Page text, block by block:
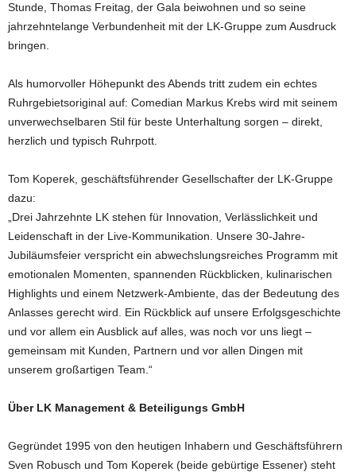
Stunde, Thomas Freitag, der Gala beiwohnen und so seine
jahrzehntelange Verbundenheit mit der LK-Gruppe zum Ausdruck
bringen.
Als humorvoller Höhepunkt des Abends tritt zudem ein echtes
Ruhrgebietsoriginal auf: Comedian Markus Krebs wird mit seinem
unverwechselbaren Stil für beste Unterhaltung sorgen – direkt,
herzlich und typisch Ruhrpott.
Tom Koperek, geschäftsführender Gesellschafter der LK-Gruppe
dazu:
„Drei Jahrzehnte LK stehen für Innovation, Verlässlichkeit und
Leidenschaft in der Live-Kommunikation. Unsere 30-Jahre-
Jubiläumsfeier verspricht ein abwechslungsreiches Programm mit
emotionalen Momenten, spannenden Rückblicken, kulinarischen
Highlights und einem Netzwerk-Ambiente, das der Bedeutung des
Anlasses gerecht wird. Ein Rückblick auf unsere Erfolgsgeschichte
und vor allem ein Ausblick auf alles, was noch vor uns liegt –
gemeinsam mit Kunden, Partnern und vor allen Dingen mit
unserem großartigen Team.“
Über LK Management & Beteiligungs GmbH
Gegründet 1995 von den heutigen Inhabern und Geschäftsführern
Sven Robusch und Tom Koperek (beide gebürtige Essener) steht